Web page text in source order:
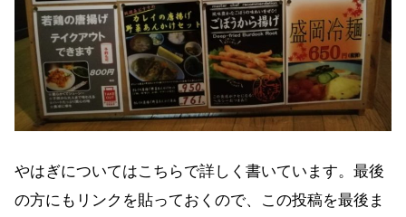
やはぎについてはこちらで詳しく書いています。最後
の方にもリンクを貼っておくので、この投稿を最後ま